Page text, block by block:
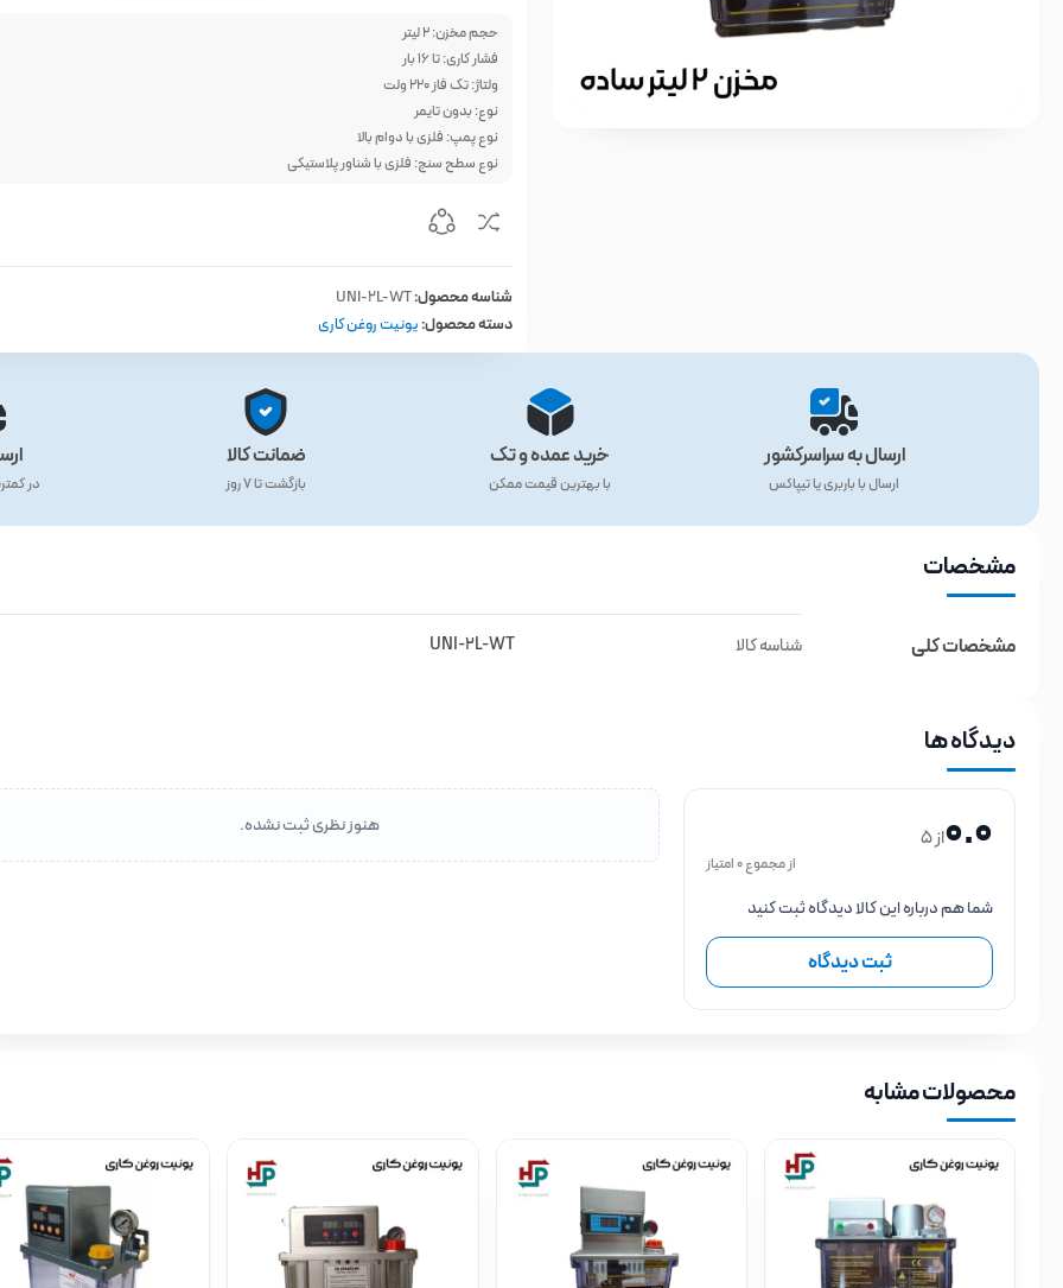
حجم مخزن: 2 لیتر
فشار کاری: تا 16 بار
ولتاژ: تک فاز 220 ولت
نوع: بدون تایمر
نوع پمپ: فلزی با دوام بالا
نوع سطح سنج: فلزی با شناور پلاستیکی
شناسه محصول:UNI-2L-WT
دسته محصول:یونیت روغن کاری
ارسال به سراسرکشور
ارسال با باربری یا تیپاکس
خرید عمده و تک
با بهترین قیمت ممکن
ضمانت کالا
بازگشت تا ۷ روز در
مشخصات
مشخصات کلی شناسه کالا UNI-2L-WT
دیدگاه ها
0.0از 5
از مجموع 0 امتیاز
شما هم درباره این کالا دیدگاه ثبت کنید
ثبت دیدگاه
هنوز نظری ثبت نشده.
محصولات مشابه